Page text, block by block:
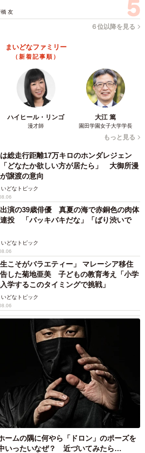
重ねるごとに経験割合が下がり、30
ために何か行動したか（提供画像）
相手と出会うために何らかの行動を
どまり、「行動していない」人が
出会うための行動を起こせていない
ました。
は24.2％が「行動している」と答え
は15.3％と、年齢を重ねるほど、周辺
て、真剣な恋愛に向けた行動を起こし
がえました。
踏まえてZ世代評論家の原田曜平氏は、
、あらゆる選択肢が可視化・数値化さ
ます。SNSで他者の人生が常に比較対
時間と資本の中で『最大効率』を求め
ます。『恋愛離れ』と言われる今の若
では決して離れているわけではなく、
辿り着ける中、動いてフラれるという
能性を、タイパの悪い行為と捉えて
橋 友
６位以降を見る
まいどなファミリー
（新着記事順）
ハイヒール・リンゴ
漫才師
大江 篤
園田学園女子大学学長
もっと見る
総走行距離17万キロのホンダレジェン
どなたか欲しい方が居たら」 大御所漫
譲渡の意向
いどなトピック
演の39歳俳優 真夏の海で赤銅色の肉体
投 「バッキバキだな」「ばり渋いで
いどなトピック
生こそがバラエティー」 マレーシア移住
した菊地亜美 子どもの教育考え「小学
学するこのタイミングで挑戦」
いどなトピック
ムの隅に何やら「ドロン」のポーズを
いったいなぜ？ 近づいてみたら…